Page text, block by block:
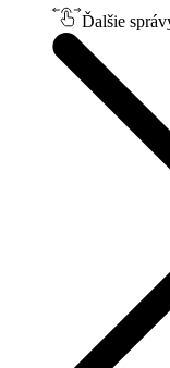
Ďalšie